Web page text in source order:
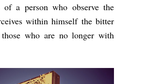
of a person who observe the
within himself the bitter
those who are no longer with